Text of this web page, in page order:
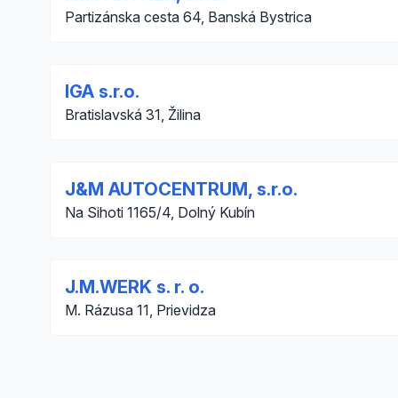
Partizánska cesta 64, Banská Bystrica
IGA s.r.o.
Bratislavská 31, Žilina
J&M AUTOCENTRUM, s.r.o.
Na Sihoti 1165/4, Dolný Kubín
J.M.WERK s. r. o.
M. Rázusa 11, Prievidza